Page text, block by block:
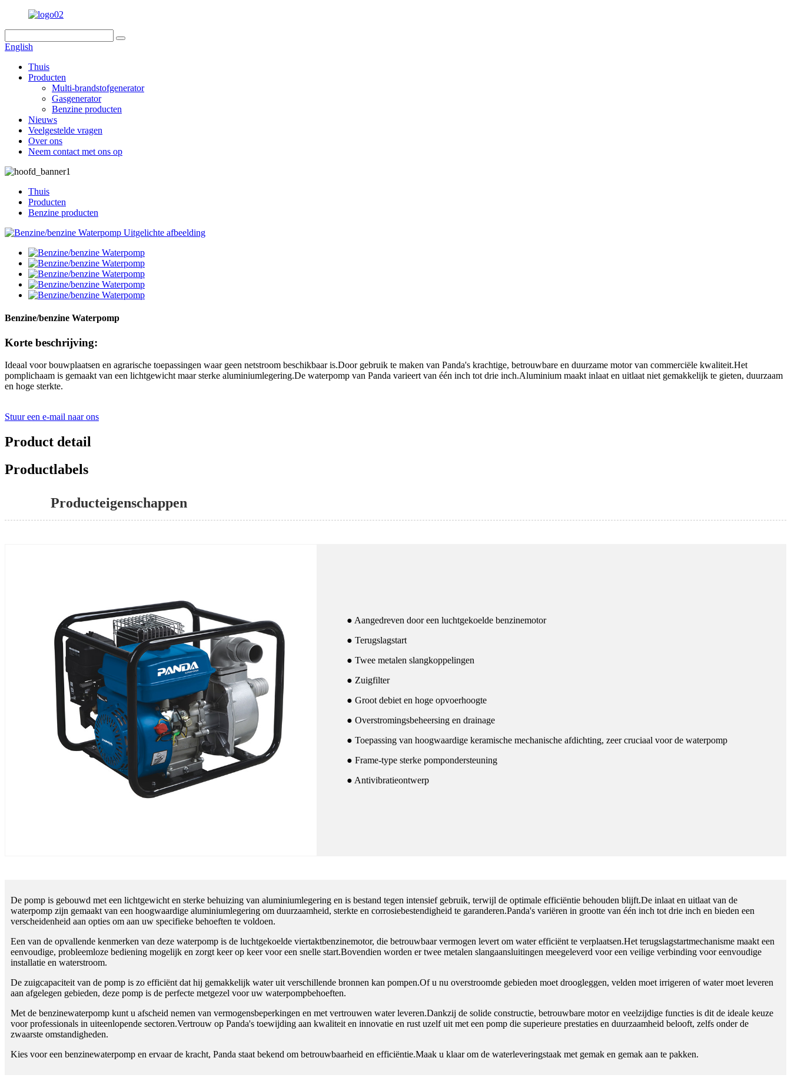
English
Thuis
Producten
Multi-brandstofgenerator
Gasgenerator
Benzine producten
Nieuws
Veelgestelde vragen
Over ons
Neem contact met ons op
Thuis
Producten
Benzine producten
Benzine/benzine Waterpomp
Korte beschrijving:
Ideaal voor bouwplaatsen en agrarische toepassingen waar geen netstroom beschikbaar is.Door gebruik te maken van Panda's krachtige, betrouwbare en duurzame motor van commerciële kwaliteit.Het
pomplichaam is gemaakt van een lichtgewicht maar sterke aluminiumlegering.De waterpomp van Panda varieert van één inch tot drie inch.Aluminium maakt inlaat en uitlaat niet gemakkelijk te gieten, duurzaam
en hoge sterkte.
Stuur een e-mail naar ons
Product detail
Productlabels
Producteigenschappen
● Aangedreven door een luchtgekoelde benzinemotor
● Terugslagstart
● Twee metalen slangkoppelingen
● Zuigfilter
● Groot debiet en hoge opvoerhoogte
● Overstromingsbeheersing en drainage
● Toepassing van hoogwaardige keramische mechanische afdichting, zeer cruciaal voor de waterpomp
● Frame-type sterke pompondersteuning
● Antivibratieontwerp
De pomp is gebouwd met een lichtgewicht en sterke behuizing van aluminiumlegering en is bestand tegen intensief gebruik, terwijl de optimale efficiëntie behouden blijft.De inlaat en uitlaat van de
waterpomp zijn gemaakt van een hoogwaardige aluminiumlegering om duurzaamheid, sterkte en corrosiebestendigheid te garanderen.Panda's variëren in grootte van één inch tot drie inch en bieden een
verscheidenheid aan opties om aan uw specifieke behoeften te voldoen.
Een van de opvallende kenmerken van deze waterpomp is de luchtgekoelde viertaktbenzinemotor, die betrouwbaar vermogen levert om water efficiënt te verplaatsen.Het terugslagstartmechanisme maakt een
eenvoudige, probleemloze bediening mogelijk en zorgt keer op keer voor een snelle start.Bovendien worden er twee metalen slangaansluitingen meegeleverd voor een veilige verbinding voor eenvoudige
installatie en waterstroom.
De zuigcapaciteit van de pomp is zo efficiënt dat hij gemakkelijk water uit verschillende bronnen kan pompen.Of u nu overstroomde gebieden moet droogleggen, velden moet irrigeren of water moet leveren
aan afgelegen gebieden, deze pomp is de perfecte metgezel voor uw waterpompbehoeften.
Met de benzinewaterpomp kunt u afscheid nemen van vermogensbeperkingen en met vertrouwen water leveren.Dankzij de solide constructie, betrouwbare motor en veelzijdige functies is dit de ideale keuze
voor professionals in uiteenlopende sectoren.Vertrouw op Panda's toewijding aan kwaliteit en innovatie en rust uzelf uit met een pomp die superieure prestaties en duurzaamheid belooft, zelfs onder de
zwaarste omstandigheden.
Kies voor een benzinewaterpomp en ervaar de kracht, Panda staat bekend om betrouwbaarheid en efficiëntie.Maak u klaar om de waterleveringstaak met gemak en gemak aan te pakken.